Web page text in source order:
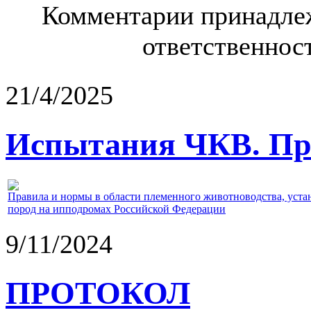
Комментарии
21/4/2025
Испытания ЧКВ.
Правила и нормы в области племенного животноводства,
пород на ипподромах Российской Федерации
9/11/2024
ПРОТОКОЛ